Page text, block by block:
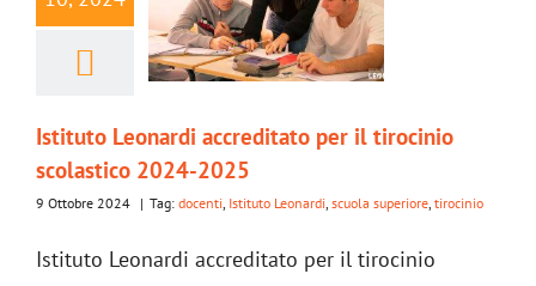
Istituto Leonardi accreditato per il tirocinio
scolastico 2024-2025
9 Ottobre 2024 | Tag: docenti Istituto Leonardi scuola superiore tirocinio
Istituto Leonardi accreditato per il tirocinio